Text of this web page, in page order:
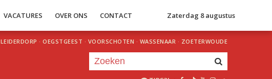
VACATURES OVER ONS CONTACT Zaterdag 8 augustus
LEIDERDORP · OEGSTGEEST · VOORSCHOTEN · WASSENAAR · ZOETERWOUDE